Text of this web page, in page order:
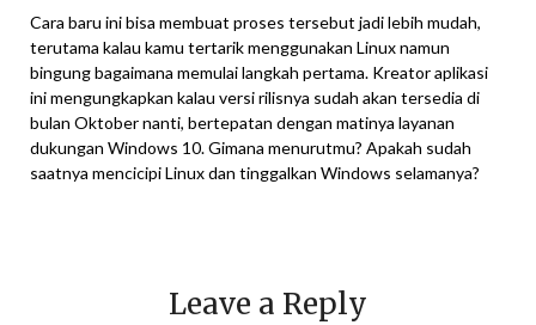
Cara baru ini bisa membuat proses tersebut jadi lebih mudah,
terutama kalau kamu tertarik menggunakan Linux namun
bingung bagaimana memulai langkah pertama. Kreator aplikasi
ini mengungkapkan kalau versi rilisnya sudah akan tersedia di
bulan Oktober nanti, bertepatan dengan matinya layanan
dukungan Windows 10. Gimana menurutmu? Apakah sudah
saatnya mencicipi Linux dan tinggalkan Windows selamanya?
Leave a Reply